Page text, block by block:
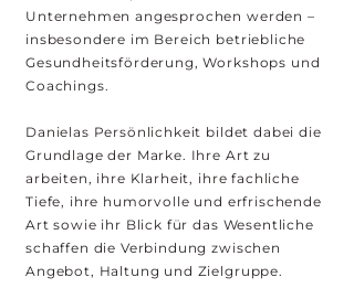
Unternehmen angesprochen werden –
insbesondere im Bereich betriebliche
Gesundheitsförderung, Workshops und
Coachings.
Danielas Persönlichkeit bildet dabei die
Grundlage der Marke. Ihre Art zu
arbeiten, ihre Klarheit, ihre fachliche
Tiefe, ihre humorvolle und erfrischende
Art sowie ihr Blick für das Wesentliche
schaffen die Verbindung zwischen
Angebot, Haltung und Zielgruppe.